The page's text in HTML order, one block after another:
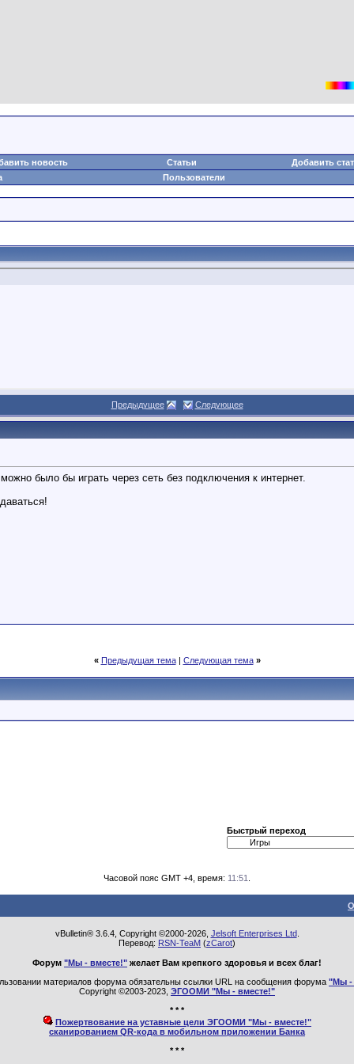
новость Статьи
Добавить
Пользователи
Предыдущее Следующее
Champion!
было бы играть через сеть без подключения к интернет.
« Предыдущая тема| Следующая тема »
Быстрый переход
Часовой пояс GMT +4, время: 11:51
vBulletin® 3.6.4, Copyright ©2000-2026, Jelsoft Enterprises Ltd.
Перевод: RSN-TeaM (zCarot)
Форум "Мы - вместе!" желает Вам крепкого здоровья и всех благ!
материалов форума обязательны ссылки URL на сообщения форума "Мы -
Copyright ©2003-2023, ЭГООМИ "Мы - вместе!"
* * *
Пожертвование на уставные цели ЭГООМИ "Мы - вместе!"
сканированием QR-кода в мобильном приложении Банка
* * *